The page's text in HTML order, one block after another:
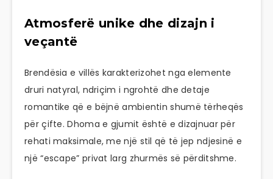
Atmosferë unike dhe dizajn i
veçantë
Brendësia e villës karakterizohet nga elemente
druri natyral, ndriçim i ngrohtë dhe detaje
romantike që e bëjnë ambientin shumë tërheqës
për çifte. Dhoma e gjumit është e dizajnuar për
rehati maksimale, me një stil që të jep ndjesinë e
një “escape” privat larg zhurmës së përditshme.